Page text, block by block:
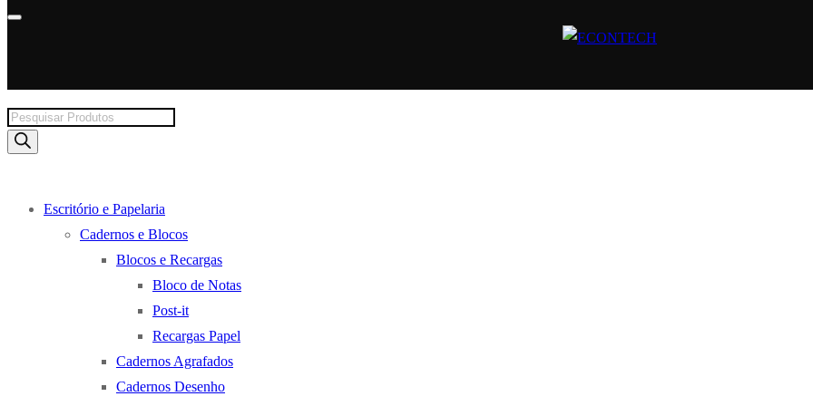
Products
search
Escritório e Papelaria
Cadernos e Blocos
Blocos e Recargas
Bloco de Notas
Post-it
Recargas Papel
Cadernos Agrafados
Cadernos Desenho